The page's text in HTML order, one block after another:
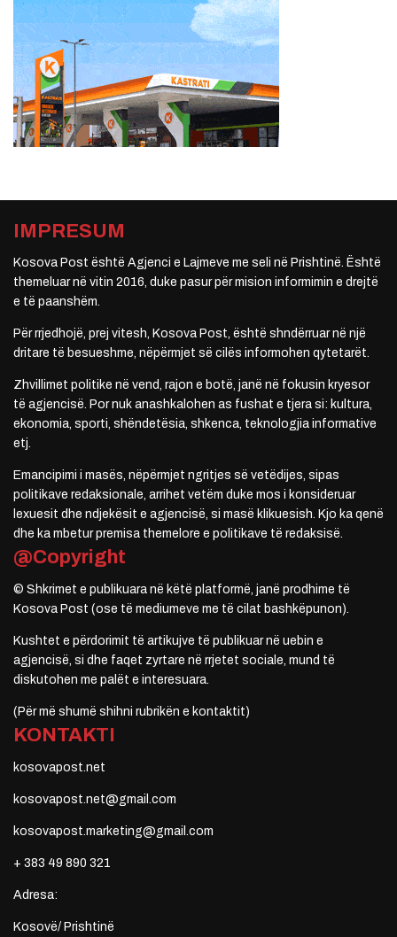
IMPRESUM
Kosova Post është Agjenci e Lajmeve me seli në Prishtinë. Është
themeluar në vitin 2016, duke pasur për mision informimin e drejtë
e të paanshëm.
Për rrjedhojë, prej vitesh, Kosova Post, është shndërruar në një
dritare të besueshme, nëpërmjet së cilës informohen qytetarët.
Zhvillimet politike në vend, rajon e botë, janë në fokusin kryesor
të agjencisë. Por nuk anashkalohen as fushat e tjera si: kultura,
ekonomia, sporti, shëndetësia, shkenca, teknologjia informative
etj.
Emancipimi i masës, nëpërmjet ngritjes së vetëdijes, sipas
politikave redaksionale, arrihet vetëm duke mos i konsideruar
lexuesit dhe ndjekësit e agjencisë, si masë klikuesish. Kjo ka qenë
dhe ka mbetur premisa themelore e politikave të redaksisë.
@Copyright
© Shkrimet e publikuara në këtë platformë, janë prodhime të
Kosova Post (ose të mediumeve me të cilat bashkëpunon).
Kushtet e përdorimit të artikujve të publikuar në uebin e
agjencisë, si dhe faqet zyrtare në rrjetet sociale, mund të
diskutohen me palët e interesuara.
(Për më shumë shihni rubrikën e kontaktit)
KONTAKTI
kosovapost.net
kosovapost.net@gmail.com
kosovapost.marketing@gmail.com
+ 383 49 890 321
Adresa:
Kosovë/ Prishtinë